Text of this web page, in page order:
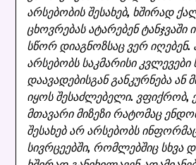
არსებობის შესახებ, ხშირად
ცხოვრებას ატარებენ ტანჯვაში
სწორ დიაგნოზსაც ვერ იღებენ.
არსებობს საკმარისი
დაავადებისგან განკურნება ან
იყოს შესაძლებელი.
მთავარი მიზეზი რატომაც
შესახებ არ არსებობს
სივრცეებში, რომლებშიც სხვა